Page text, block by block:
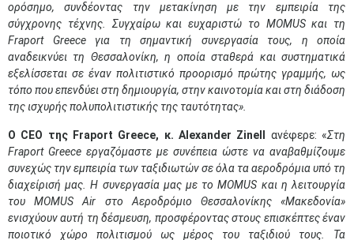
ορόσημο, συνδέοντας την μετακίνηση με την εμπειρία της
σύγχρονης τέχνης. Συγχαίρω και ευχαριστώ το MOMUS και τη
Fraport Greece για τη σημαντική συνεργασία τους, η οποία
αναδεικνύει τη Θεσσαλονίκη, η οποία σταθερά και συστηματικά
εξελίσσεται σε έναν πολιτιστικό προορισμό πρώτης γραμμής, ως
τόπο που επενδύει στη δημιουργία, στην καινοτομία και στη διάδοση
της ισχυρής πολυπολιτιστικής της ταυτότητας».
Ο CEO της Fraport Greece, κ.Alexander Zinell ανέφερε: «Στη
Fraport Greece εργαζόμαστε με συνέπεια ώστε να αναβαθμίζουμε
συνεχώς την εμπειρία των ταξιδιωτών σε όλα τα αεροδρόμια υπό τη
διαχείρισή μας. Η συνεργασία μας με τοMOMUS και η λειτουργία
τουMOMUS Air στο Αεροδρόμιο Θεσσαλονίκης «Μακεδονία»
ενισχύουν αυτή τη δέσμευση, προσφέροντας στους επισκέπτες έναν
ποιοτικό χώρο πολιτισμού ως μέρος του ταξιδιού τους. Τα